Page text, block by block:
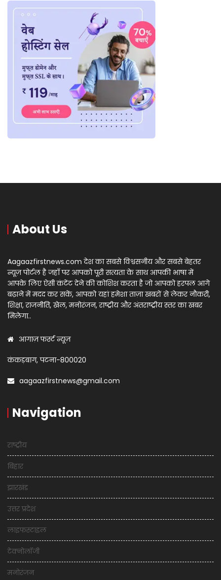
About Us
Aagaazfirstnews.com देश का सबसे विश्वसनीय और सबसे बेहतर
न्यूज़ पोर्टल है जहाँ पर आपको पूरी सत्यता के साथ आपकी भाषा में
आपके लिए ऐसी कंटेंट देने की कोशिश करता है जो आपको हरपल आगे
बढ़ाने में मदद कर सकें, आपको यहां हमेशा ताज़ा खबरों से लेकर नौकरी,
शिक्षा, राजनीति, खेल, मनोरंजन, राष्ट्रीय और अंतराष्ट्रीय स्तर का खबर
मिलेगा..
आगाज़ फर्स्ट न्यूज़
कंकड़बाग, पटना-800020
aagaazfirstnews@gmail.com
Navigation
राष्ट्रीय
बिहार
झारखंड
उत्तर प्रदेश
लाइफस्टाइल
टेक्नोलॉजी
मनोरंजन